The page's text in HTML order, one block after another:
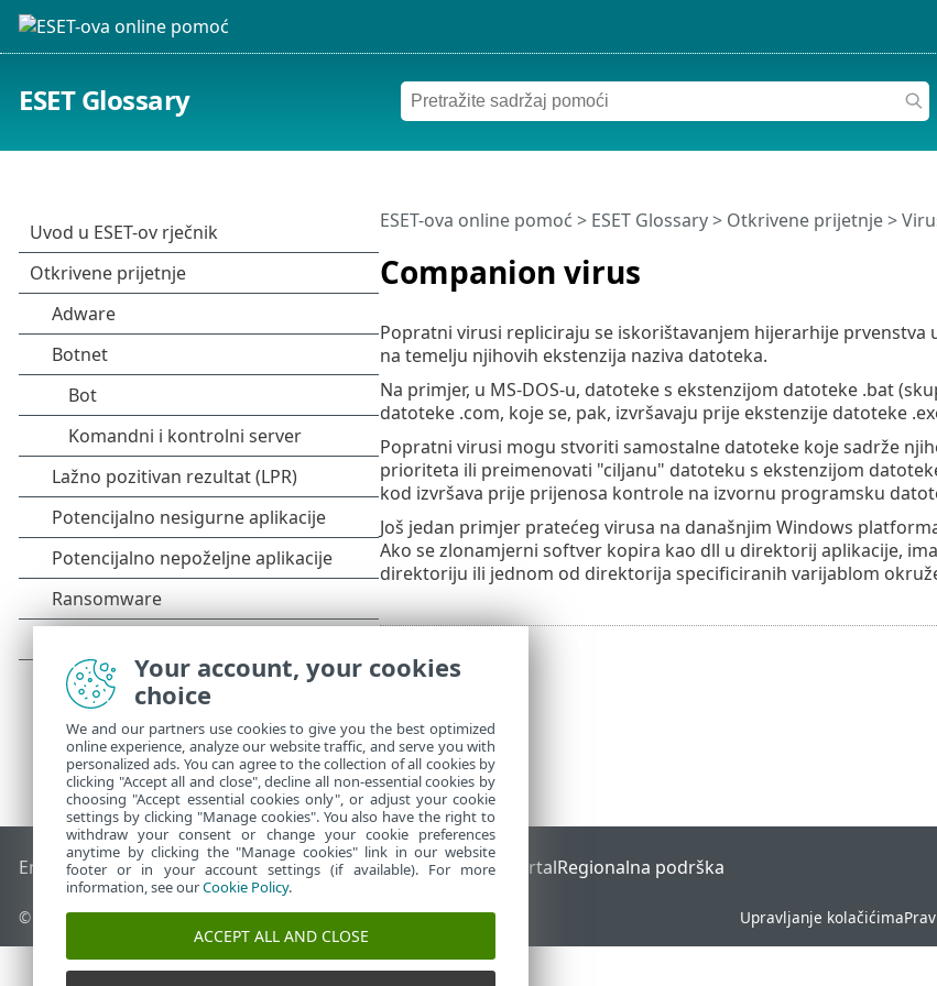
ESET Glossary
Companion virus
ESET-ova online pomoć > ESET Glossary> Otkrivene prijetnje >
Popratni virusi repliciraju se iskorištavanjem hijerarhije
na temelju njihovih ekstenzija naziva datoteka.
Na primjer, u MS-DOS-u, datoteke s ekstenzijom datoteke .bat
datoteke .com, koje se, pak, izvršavaju prije ekstenzije datoteke
Popratni virusi mogu stvoriti samostalne datoteke koje sadrže
prioriteta ili preimenovati "ciljanu" datoteku s ekstenzijom
kod izvršava prije prijenosa kontrole na izvornu programsku
Još jedan primjer pratećeg virusa na današnjim Windows
Ako se zlonamjerni softver kopira kao dll u direktorij aplikacije,
direktoriju ili jednom od direktorija specificiranih varijablom
End of Life ESET-ova baza znanjaESET-ov forumESET Status PortalRegionalna podrška
© 1992 - 2026 ESET, spol. s r.o. – Sva prava pridržana. Upravljanje kolačićima
Your account, your cookies
choice
We and our partners use cookies to give you the best optimized
online experience, analyze our website traffic, and serve you with
personalized ads. You can agree to the collection of all cookies by
clicking "Accept all and close", decline all non-essential cookies by
choosing "Accept essential cookies only", or adjust your cookie
settings by clicking "Manage cookies". You also have the right to
withdraw your consent or change your cookie preferences
anytime by clicking the "Manage cookies" link in our website
footer or in your account settings (if available). For more
information, see ourCookie Policy.
ACCEPT ALL AND CLOSE